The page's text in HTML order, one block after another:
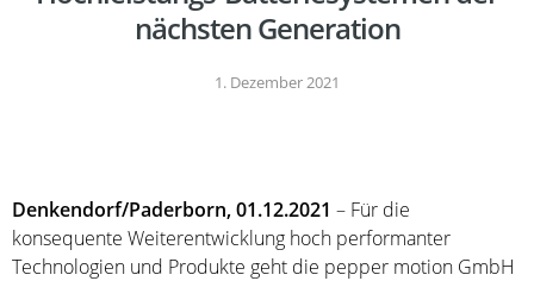
nächsten Generation
1. Dezember 2021
Denkendorf/Paderborn, 01.12.2021 – Für die
konsequente Weiterentwicklung hoch performanter
Technologien und Produkte geht die pepper motion GmbH